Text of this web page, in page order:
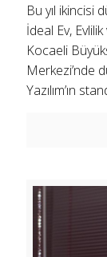
Bu yıl ikincisi
İdeal Ev,
Kocaeli
Merkezi’nde
Yazılım’ın